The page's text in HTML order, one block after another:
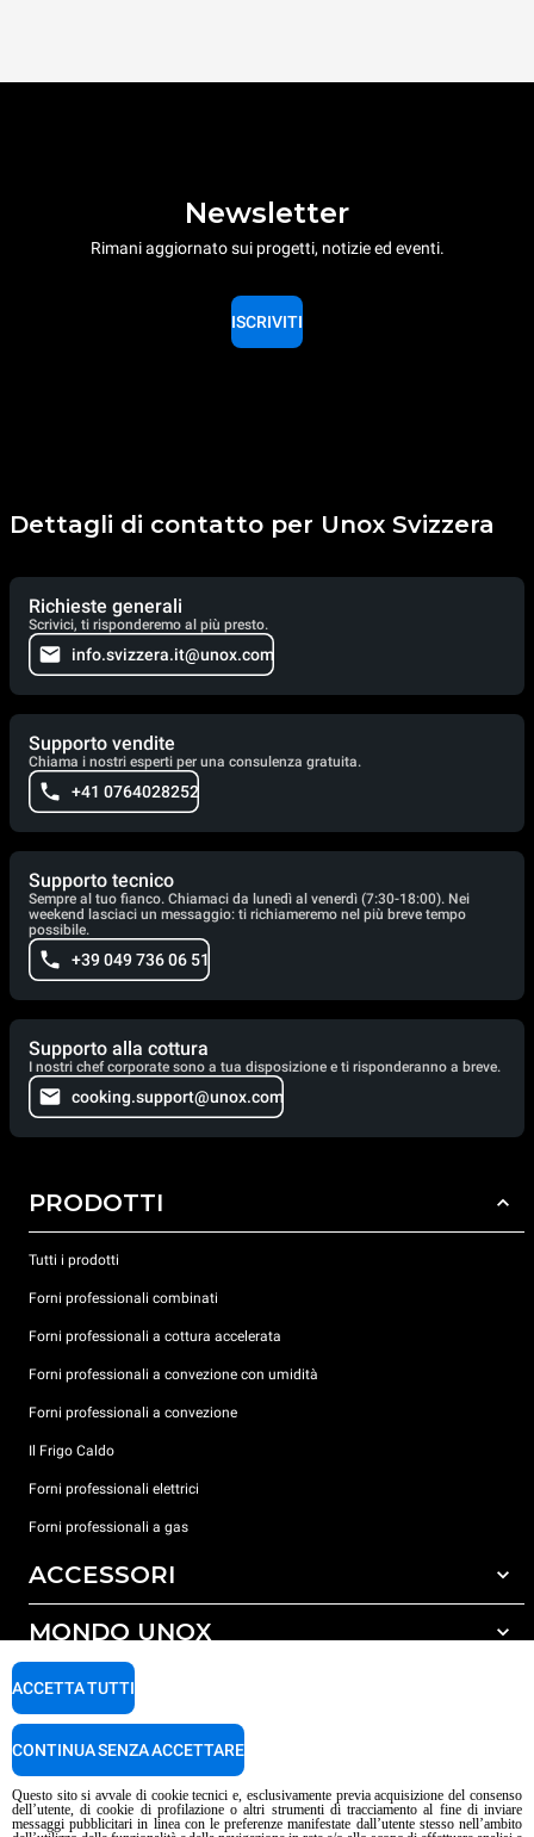
Newsletter
Rimani aggiornato sui progetti, notizie ed eventi.
ISCRIVITI
Dettagli di contatto per Unox Svizzera
Richieste generali
Scrivici, ti risponderemo al più presto.
info.svizzera.it@unox.com
Supporto vendite
Chiama i nostri esperti per una consulenza gratuita.
+41 0764028252
Supporto tecnico
Sempre al tuo fianco. Chiamaci da lunedì al venerdì (7:30-18:00). Nei
weekend lasciaci un messaggio: ti richiameremo nel più breve tempo
possibile.
+39 049 736 06 51
Supporto alla cottura
I nostri chef corporate sono a tua disposizione e ti risponderanno a breve.
cooking.support@unox.com
PRODOTTI
Tutti i prodotti
Forni professionali combinati
Forni professionali a cottura accelerata
Forni professionali a convezione con umidità
Forni professionali a convezione
Il Frigo Caldo
Forni professionali elettrici
Forni professionali a gas
ACCESSORI
Tutti gli accessori
Detergenti per lavaggio automatico
Detergenti per lavaggio manuale
Trattamento acqua con filtro a resine
MONDO UNOX
Le nostre sedi nel mondo
SUPPORTO
Garanzia Unox
Trova Centri Service
Questo sito si avvale di cookie tecnici e, esclusivamente previa acquisizione del consenso
dell’utente, di cookie di profilazione o altri strumenti di tracciamento al fine di inviare
messaggi pubblicitari in linea con le preferenze manifestate dall’utente stesso nell’ambito
ACCETTA TUTTI
CONTINUA SENZA ACCETTARE